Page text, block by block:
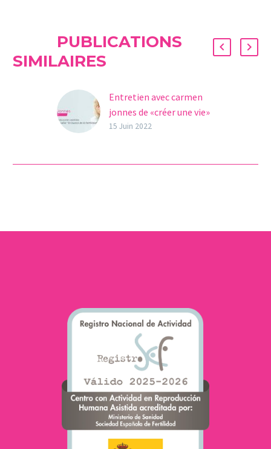
PUBLICATIONS
SIMILAIRES
Entretien avec carmen
jonnes de «créer une vie»
Carmen Jonnes, experte
15 Juin 2022